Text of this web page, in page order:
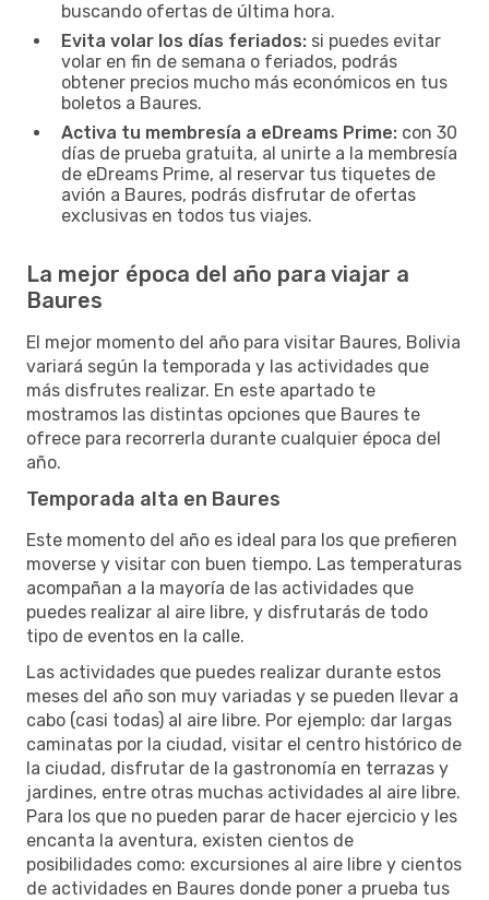
buscando ofertas de última hora.
Evita volar los días feriados: si puedes evitar
volar en fin de semana o feriados, podrás
obtener precios mucho más económicos en tus
boletos a Baures.
Activa tu membresía a eDreams Prime: con 30
días de prueba gratuita, al unirte a la membresía
de eDreams Prime, al reservar tus tiquetes de
avión a Baures, podrás disfrutar de ofertas
exclusivas en todos tus viajes.
La mejor época del año para viajar a
Baures
El mejor momento del año para visitar Baures, Bolivia
variará según la temporada y las actividades que
más disfrutes realizar. En este apartado te
mostramos las distintas opciones que Baures te
ofrece para recorrerla durante cualquier época del
año.
Temporada alta en Baures
Este momento del año es ideal para los que prefieren
moverse y visitar con buen tiempo. Las temperaturas
acompañan a la mayoría de las actividades que
puedes realizar al aire libre, y disfrutarás de todo
tipo de eventos en la calle.
Las actividades que puedes realizar durante estos
meses del año son muy variadas y se pueden llevar a
cabo (casi todas) al aire libre. Por ejemplo: dar largas
caminatas por la ciudad, visitar el centro histórico de
la ciudad, disfrutar de la gastronomía en terrazas y
jardines, entre otras muchas actividades al aire libre.
Para los que no pueden parar de hacer ejercicio y les
encanta la aventura, existen cientos de
posibilidades como: excursiones al aire libre y cientos
de actividades en Baures donde poner a prueba tus